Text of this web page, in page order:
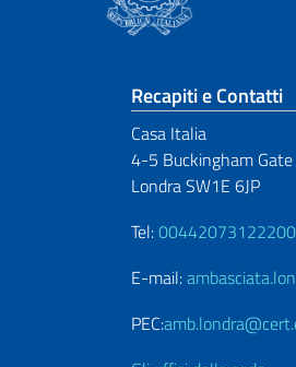
Sezione
Recapiti e Contatti
Casa Italia
4-5 Buckingham Gate
Londra SW1E 6JP
Tel:00442073122200
E-mail:
PEC: